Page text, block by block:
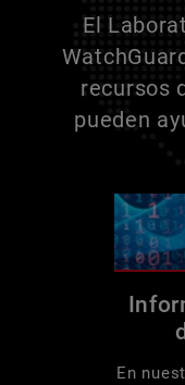
El
recursos
pueden
En